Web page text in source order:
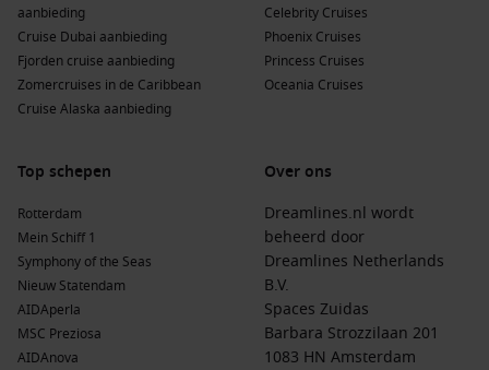
aanbieding
Cruise Dubai aanbieding
Fjorden cruise aanbieding
Zomercruises in de Caribbean
Cruise Alaska aanbieding
Celebrity Cruises
Phoenix Cruises
Princess Cruises
Oceania Cruises
Top schepen
Rotterdam
Mein Schiff 1
Symphony of the Seas
Nieuw Statendam
AIDAperla
MSC Preziosa
AIDAnova
Over ons
Dreamlines.nl wordt
beheerd door
Dreamlines Netherlands
B.V.
Spaces Zuidas
Barbara Strozzilaan 201
1083 HN Amsterdam